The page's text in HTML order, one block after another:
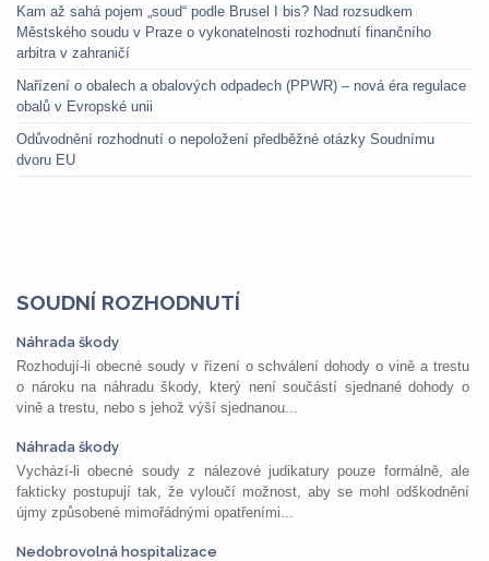
Kam až sahá pojem „soud“ podle Brusel I bis? Nad rozsudkem
Městského soudu v Praze o vykonatelnosti rozhodnutí finančního
arbitra v zahraničí
Nařízení o obalech a obalových odpadech (PPWR) – nová éra regulace
obalů v Evropské unii
Odůvodnění rozhodnutí o nepoložení předběžné otázky Soudnímu
dvoru EU
SOUDNÍ ROZHODNUTÍ
Náhrada škody
Rozhodují-li obecné soudy v řízení o schválení dohody o vině a trestu
o nároku na náhradu škody, který není součástí sjednané dohody o
vině a trestu, nebo s jehož výší sjednanou...
Náhrada škody
Vychází-li obecné soudy z nálezové judikatury pouze formálně, ale
fakticky postupují tak, že vyloučí možnost, aby se mohl odškodnění
újmy způsobené mimořádnými opatřeními...
Nedobrovolná hospitalizace